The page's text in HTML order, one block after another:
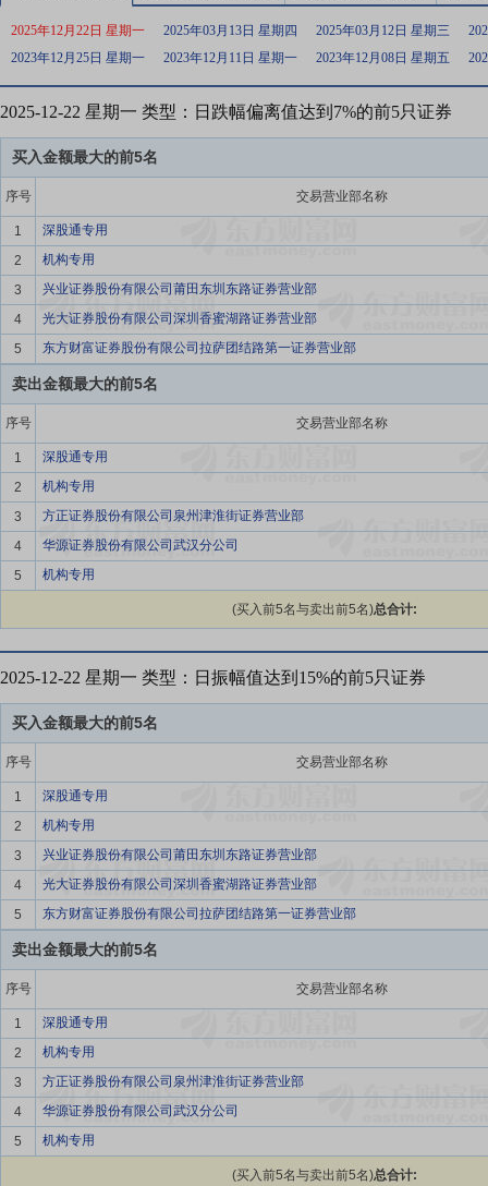
2025年12月22日 星期一 2025年03月13日 星期四 2025年03月12日 星期三
2023年12月25日 星期一
2023年12月11日 星期一 2023年12月08日 星期五
2025-12-22 星期一 类型：日跌幅偏离值达到7%的前5只证券
买入金额最大的前5名
序号 交易营业部名称
1
深股通专用
2
机构专用
3
兴业证券股份有限公司莆田东圳东路证券营业部
4
光大证券股份有限公司深圳香蜜湖路证券营业部
5
东方财富证券股份有限公司拉萨团结路第一证券营业部
卖出金额最大的前5名
序号 交易营业部名称
1
深股通专用
2
机构专用
3
方正证券股份有限公司泉州津淮街证券营业部
4
华源证券股份有限公司武汉分公司
5
机构专用
(买入前5名与卖出前5名)总合计:
2025-12-22 星期一 类型：日振幅值达到15%的前5只证券
买入金额最大的前5名
序号 交易营业部名称
1
深股通专用
2
机构专用
3
兴业证券股份有限公司莆田东圳东路证券营业部
4
光大证券股份有限公司深圳香蜜湖路证券营业部
5
东方财富证券股份有限公司拉萨团结路第一证券营业部
卖出金额最大的前5名
序号 交易营业部名称
1
深股通专用
2
机构专用
3
方正证券股份有限公司泉州津淮街证券营业部
4
华源证券股份有限公司武汉分公司
5
机构专用
(买入前5名与卖出前5名)总合计: